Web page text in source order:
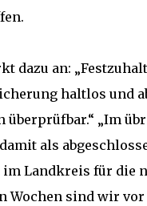
dazu an:
haltlos und
überprüfbar.“ „Im
als
im Landkreis für die
Wochen sind wir